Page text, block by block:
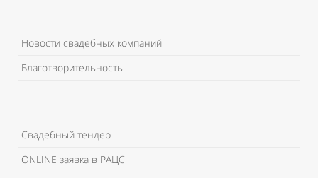
Новости свадебных компаний
Благотворительность
Свадебный тендер
ONLINE заявка в РАЦС